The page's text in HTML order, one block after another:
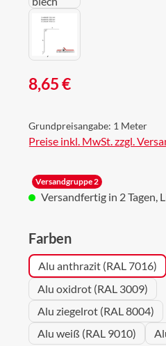
Regulärer Preis:
8,65 €
Grundpreisangabe: 1 Meter
Preise inkl. MwSt. zzgl.
Versandgruppe 2
Versandfertig in 2 Tagen,
Farbenauswählen
Alu anthrazit (RAL 7016)
Alu oxidrot (RAL 3009)
Alu ziegelrot (RAL 8004)
Alu weiß (RAL 9010)